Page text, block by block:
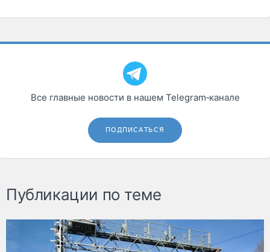
Все главные новости в нашем Telegram‑канале
ПОДПИСАТЬСЯ
Публикации по теме